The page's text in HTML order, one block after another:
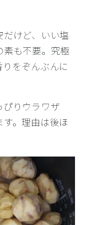
だけど、いい塩
素も不要。究極
をぞんぶんに
ぴりウラワザ
。理由は後ほ